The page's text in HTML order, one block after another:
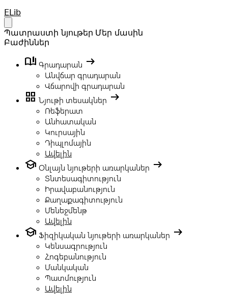
Your Company
ELib
Պատրաստի նյութեր Մեր մասին
Բաժիններ
book_ribbon Գրադարան arrow_right_alt
Անվճար գրադարան
Վճարովի գրադարան
grid_view Նյութի տեսակներ arrow_right_alt
Ռեֆերատ
Անհատական
Կուրսային
Դիպլոմային
Ավելին
school Օնլայն նյութերի առարկաներ arrow_right_alt
Տնտեսագիտություն
Իրավաբանություն
Քաղաքագիտություն
Մենեջմենթ
Ավելին
school Ֆիզիկական նյութերի առարկաներ arrow_right_alt
Կենսագրություն
Հոգեբանություն
Մանկական
Պատմություն
Ավելին